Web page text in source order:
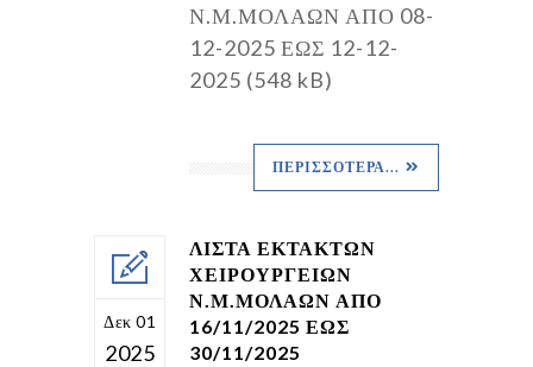
Ν.Μ.ΜΟΛΑΩΝ ΑΠΟ 08-
12-2025 ΕΩΣ 12-12-
2025 (548 kB)
ΠΕΡΙΣΣΌΤΕΡΑ...
Δεκ 01
2025
ΛΙΣΤΑ ΕΚΤΑΚΤΩΝ
ΧΕΙΡΟΥΡΓΕΙΩΝ
Ν.Μ.ΜΟΛΑΩΝ ΑΠΟ
16/11/2025 ΕΩΣ
30/11/2025